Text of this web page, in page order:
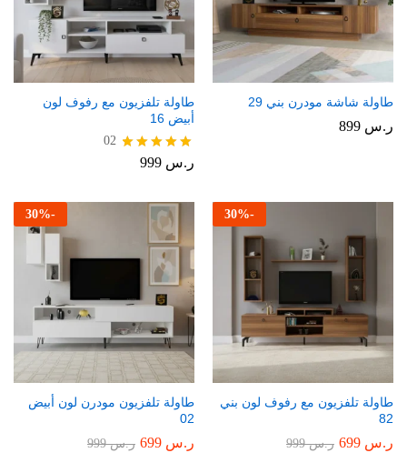
طاولة شاشة مودرن بني 29
ر.س
طاولة تلفزيون مع رفوف لون
أبيض 16
تم التقييم
02
ر.س
-
30%
طاولة تلفزيون مع رفوف لون بني
82
ر.س ر.س999
-
30%
طاولة تلفزيون مودرن لون أبيض
02
ر.س ر.س999